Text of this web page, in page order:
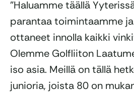
”Haluamme täällä
parantaa toimintaamme
ottaneet innolla kaikki
Olemme Golfliiton
iso asia. Meillä on tällä
junioria, joista 80 on